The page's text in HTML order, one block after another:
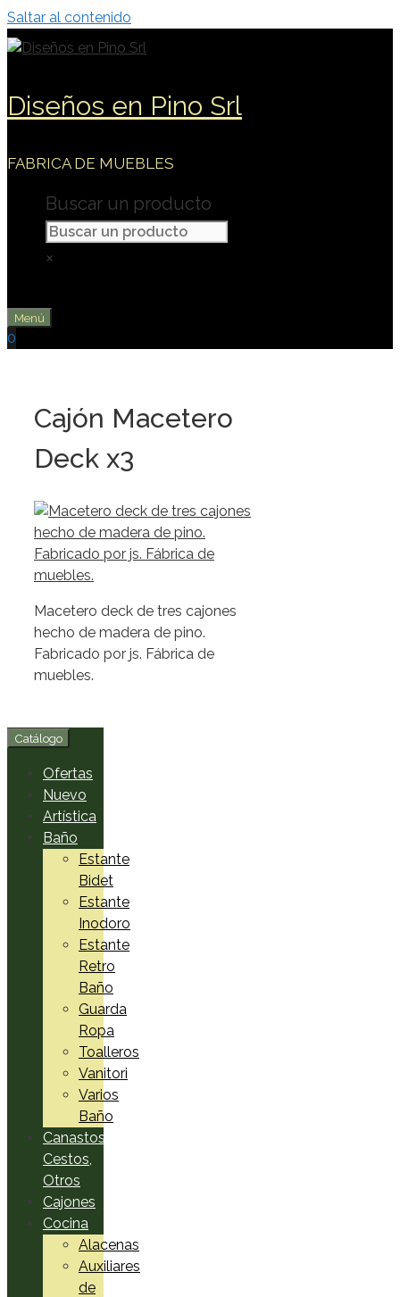
Saltar al contenido
Diseños en Pino Srl
FABRICA DE MUEBLES
Buscar un producto
×
Menú
0
Cajón Macetero
Deck x3
Macetero deck de tres cajones
hecho de madera de pino.
Fabricado por js. Fábrica de
muebles.
Catálogo
Ofertas
Nuevo
Artística
Baño
Estante
Bidet
Estante
Inodoro
Estante
Retro
Baño
Guarda
Ropa
Toalleros
Vanitori
Varios
Baño
Canastos,
Cestos,
Otros
Cajones
Cocina
Alacenas
Auxiliares
de